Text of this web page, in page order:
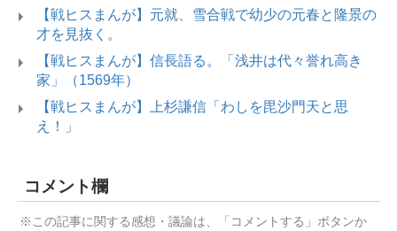
【戦ヒスまんが】元就、雪合戦で幼少の元春と隆景の
才を見抜く。
【戦ヒスまんが】信長語る。「浅井は代々誉れ高き
家」（1569年）
【戦ヒスまんが】上杉謙信「わしを毘沙門天と思
え！」
コメント欄
※この記事に関する感想・議論は、「コメントする」ボタンか